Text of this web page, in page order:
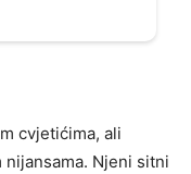
cvjetićima, ali
Njeni sitni